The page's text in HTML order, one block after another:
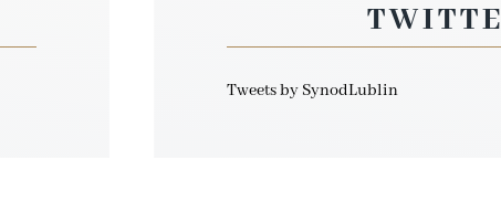
Tweets by SynodLublin